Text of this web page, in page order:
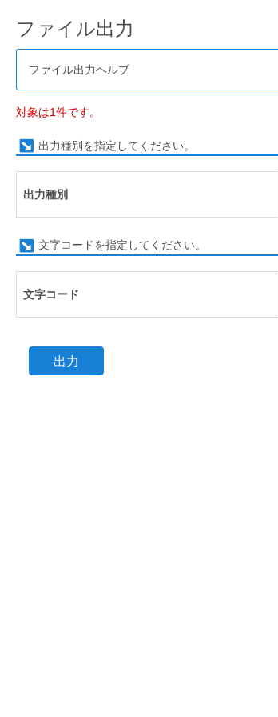
ファイル出力
ファイル出力ヘルプ
対象は1件です。
出力種別を指定してください。
出力種別
文字コードを指定してください。
文字コード